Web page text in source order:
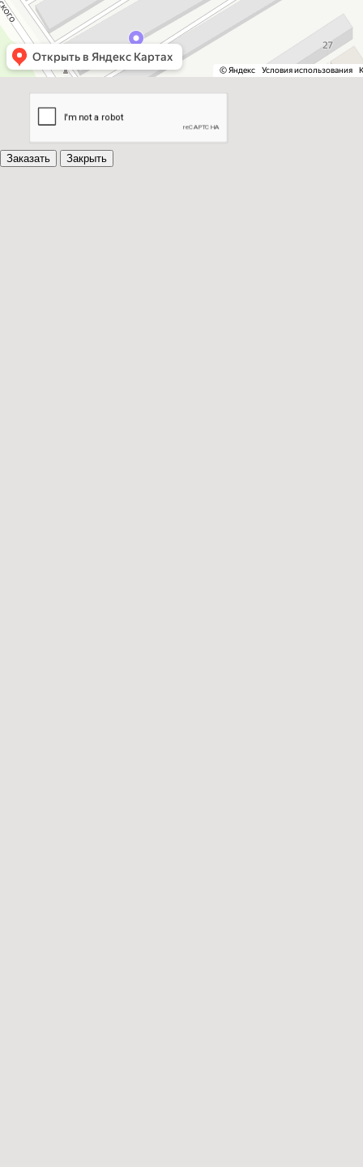
Нажимая на кнопку "Заказать", Вы даете свое согласие на
обработку персональных данных
Заказать Закрыть